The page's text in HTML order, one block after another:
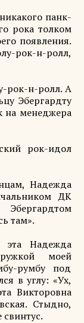
панк-
рока толком
появления.
рок-н-ролл,
рок-н-ролл. А
Эбергардту
на менеджера
рок-идол
Надежда
ДК
там».
эта Надежда
моей
румбу под
в углу: «Ух,
Викторовна
Стыдно,